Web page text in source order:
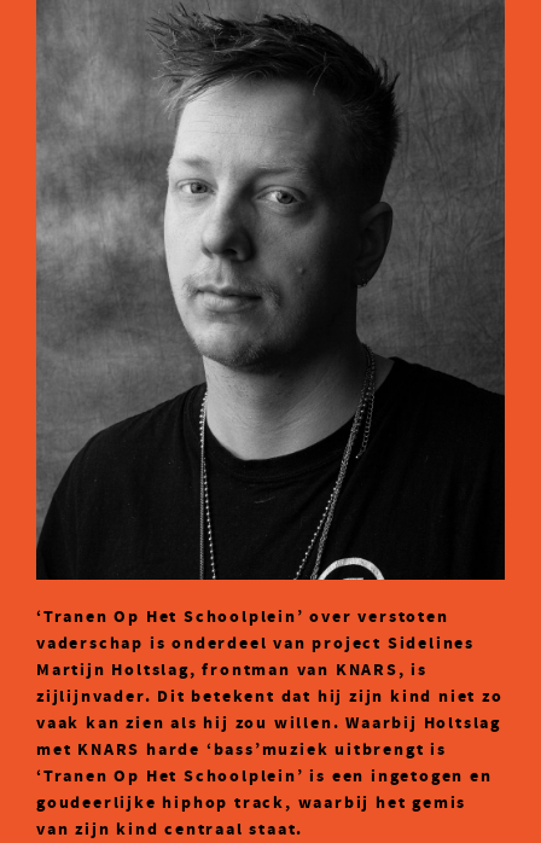
‘Tranen Op Het Schoolplein’ over verstoten
vaderschap is onderdeel van project Sidelines
Martijn Holtslag, frontman van KNARS, is
zijlijnvader. Dit betekent dat hij zijn kind niet zo
vaak kan zien als hij zou willen. Waarbij Holtslag
met KNARS harde ‘bass’muziek uitbrengt is
‘Tranen Op Het Schoolplein’ is een ingetogen en
goudeerlijke hiphop track, waarbij het gemis
van zijn kind centraal staat.